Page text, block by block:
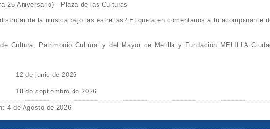
25 Aniversario) - Plaza de las Culturas
de la música bajo las estrellas? Etiqueta en comentarios a tu acompañante
Cultura, Patrimonio Cultural y del Mayor de Melilla y Fundación MELILLA
12 de junio de 2026
18 de septiembre de 2026
4 de Agosto de 2026